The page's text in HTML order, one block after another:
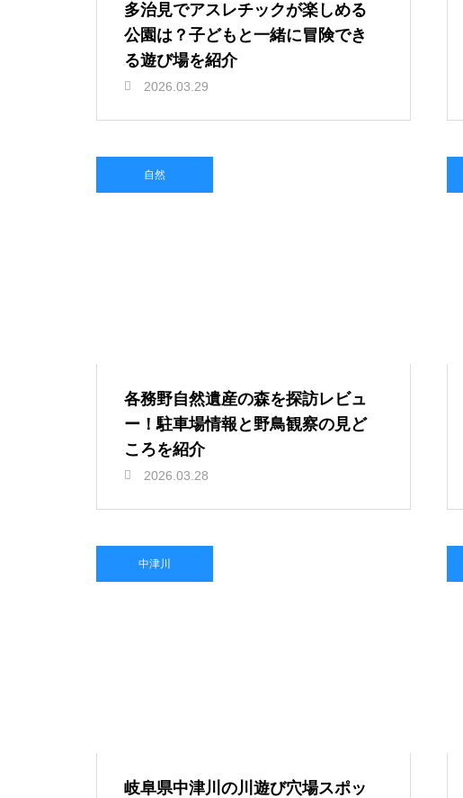
多治見でアスレチックが楽しめる
公園は？子どもと一緒に冒険でき
る遊び場を紹介
2026.03.29
自然
各務野自然遺産の森を探訪レビュ
ー！駐車場情報と野鳥観察の見ど
ころを紹介
2026.03.28
中津川
岐阜県中津川の川遊び穴場スポッ